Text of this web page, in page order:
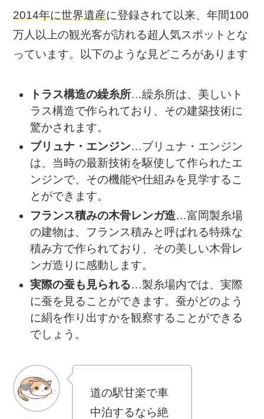
2014年に世界遺産に登録されて以来、年間100
万人以上の観光客が訪れる超人気スポットとな
っています。以下のような見どころがあります
トラス構造の繰糸所…繰糸所は、美しいト
ラス構造で作られており、その建築技術に
驚かされます。
ブリュナ・エンジン…ブリュナ・エンジン
は、当時の最新技術を駆使して作られたエ
ンジンで、その機能や仕組みを見学するこ
とができます。
フランス積みの木骨レンガ造…富岡製糸場
の建物は、フランス積みと呼ばれる特殊な
積み方で作られており、その美しい木骨レ
ンガ造りに感動します。
実際の蚕も見られる…製糸場内では、実際
に蚕を見ることができます。蚕がどのよう
に絹を作り出すかを観察することができる
でしょう。
道の駅甘楽で車
中泊するなら絶